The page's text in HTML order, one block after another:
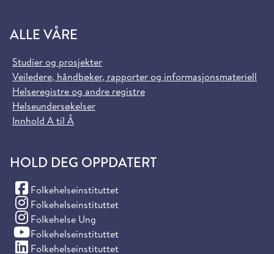
ALLE VÅRE
Studier og prosjekter
Veiledere, håndbøker, rapporter og informasjonsmateriell
Helseregistre og andre registre
Helseundersøkelser
Innhold A til Å
HOLD DEG OPPDATERT
Folkehelseinstituttet
(Facebook)
Folkehelseinstituttet
(Instagram)
Folkehelse Ung
(Instagram)
Folkehelseinstituttet
(YouTube)
Folkehelseinstituttet
(LinkedIn)